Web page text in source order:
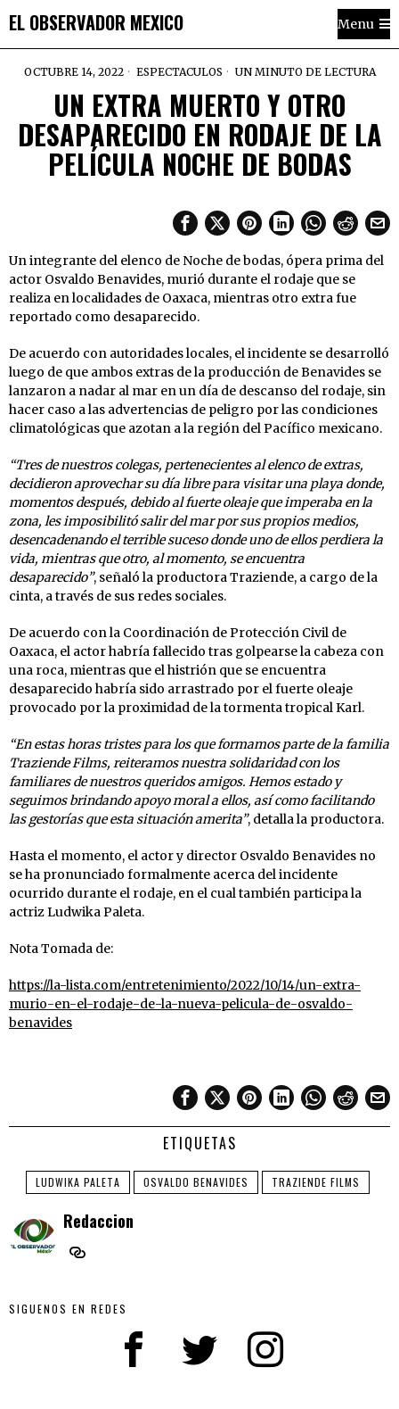
EL OBSERVADOR MEXICO Menu
OCTUBRE 14, 2022 ESPECTACULOS UN MINUTO DE LECTURA
UN EXTRA MUERTO Y OTRO
DESAPARECIDO EN RODAJE DE LA
PELÍCULA NOCHE DE BODAS
Un integrante del elenco de Noche de bodas, ópera prima del
actor Osvaldo Benavides, murió durante el rodaje que se
realiza en localidades de Oaxaca, mientras otro extra fue
reportado como desaparecido.
De acuerdo con autoridades locales, el incidente se desarrolló
luego de que ambos extras de la producción de Benavides se
lanzaron a nadar al mar en un día de descanso del rodaje, sin
hacer caso a las advertencias de peligro por las condiciones
climatológicas que azotan a la región del Pacífico mexicano.
“Tres de nuestros colegas, pertenecientes al elenco de extras,
decidieron aprovechar su día libre para visitar una playa donde,
momentos después, debido al fuerte oleaje que imperaba en la
zona, les imposibilitó salir del mar por sus propios medios,
desencadenando el terrible suceso donde uno de ellos perdiera la
vida, mientras que otro, al momento, se encuentra
desaparecido”, señaló la productora Traziende, a cargo de la
cinta, a través de sus redes sociales.
De acuerdo con la Coordinación de Protección Civil de
Oaxaca, el actor habría fallecido tras golpearse la cabeza con
una roca, mientras que el histrión que se encuentra
desaparecido habría sido arrastrado por el fuerte oleaje
provocado por la proximidad de la tormenta tropical Karl.
“En estas horas tristes para los que formamos parte de la familia
Traziende Films, reiteramos nuestra solidaridad con los
familiares de nuestros queridos amigos. Hemos estado y
seguimos brindando apoyo moral a ellos, así como facilitando
las gestorías que esta situación amerita”, detalla la productora.
Hasta el momento, el actor y director Osvaldo Benavides no
se ha pronunciado formalmente acerca del incidente
ocurrido durante el rodaje, en el cual también participa la
actriz Ludwika Paleta.
Nota Tomada de:
https://la-lista.com/entretenimiento/2022/10/14/un-extra-
murio-en-el-rodaje-de-la-nueva-pelicula-de-osvaldo-
benavides
ETIQUETAS
LUDWIKA PALETA OSVALDO BENAVIDES TRAZIENDE FILMS
Redaccion
SIGUENOS EN REDES